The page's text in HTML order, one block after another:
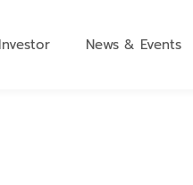
Investor News & Events